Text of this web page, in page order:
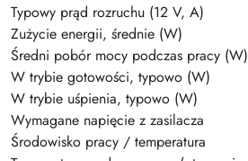
Typowy prąd rozruchu (12 V, A)
Zużycie energii, średnie (W)
Średni pobór mocy podczas pracy (W)
W trybie gotowości, typowo (W)
W trybie uśpienia, typowo (W)
Wymagane napięcie z zasilacza
Środowisko pracy / temperatura